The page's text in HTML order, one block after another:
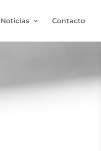
Noticias Contacto